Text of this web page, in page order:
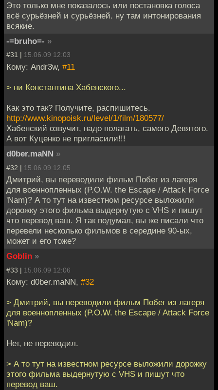
Это только мне показалось или постановка голоса
всё сурьёзней и сурьёзней. ну там интонирования
всякие.
-=bruho=- »
#31 | 15.06.09 12:03
Кому: Andr3w, #11
> ни Константина Хабенского...
Как это так? Получите, распишитесь.
http://www.kinopoisk.ru/level/1/film/180577/
Хабенский озвучит, надо полагать, самого Девятого.
А вот Куценко не пригласили!!!
d0ber.maNN »
#32 | 15.06.09 12:05
Дмитрий, вы переводили фильм Побег из лагеря
для военнопленных (P.O.W. the Escape / Attack Force
'Nam)? А то тут на известном ресурсе выложили
дорожку этого фильма выдернутую с VHS и пишут
что перевод ваш. Я так подумал, вы же писали что
перевели несколько фильмов в середине 90-ых,
может и его тоже?
Goblin »
#33 | 15.06.09 12:06
Кому: d0ber.maNN, #32
> Дмитрий, вы переводили фильм Побег из лагеря
для военнопленных (P.O.W. the Escape / Attack Force
'Nam)?
Нет, не переводил.
> А то тут на известном ресурсе выложили дорожку
этого фильма выдернутую с VHS и пишут что
перевод ваш.